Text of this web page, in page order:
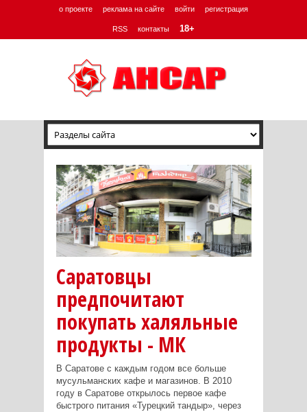
о проекте реклама на сайте войти регистрация
RSS контакты 18+
Саратовцы
предпочитают
покупать халяльные
продукты - МК
В Саратове с каждым годом все больше
мусульманских кафе и магазинов. В 2010
году в Саратове открылось первое кафе
быстрого питания «Турецкий тандыр», через